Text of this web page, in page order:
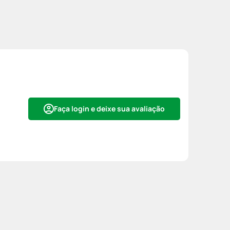
Faça login e deixe sua avaliação